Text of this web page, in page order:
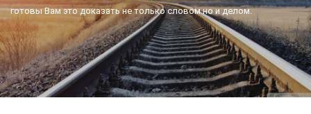
готовы Вам это доказать не только словом но и делом.